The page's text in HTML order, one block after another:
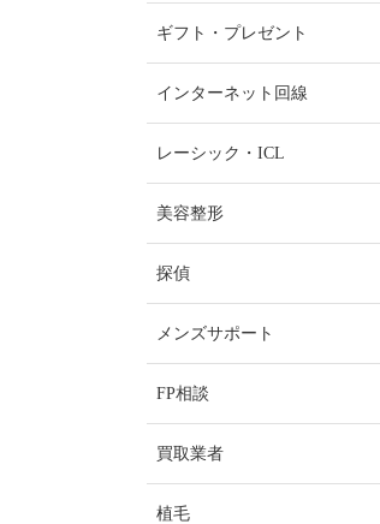
ギフト・プレゼント
インターネット回線
レーシック・ICL
美容整形
探偵
メンズサポート
FP相談
買取業者
植毛